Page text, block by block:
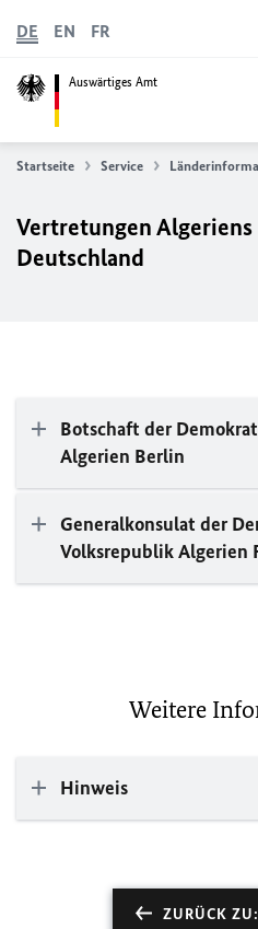
Auswärtiges Amt
DE EN FR
Startseite Service
Vertretungen Algeriens
Deutschland
Botschaft der
Algerien Berlin
Generalkonsulat der
Volksrepublik Algerien
Weitere
Hinweis
ZURÜCK